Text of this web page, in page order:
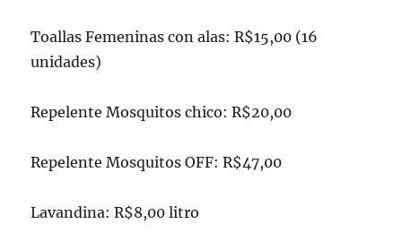
Toallas Femeninas con alas: R$15,00 (16
unidades)
Repelente Mosquitos chico: R$20,00
Repelente Mosquitos OFF: R$47,00
Lavandina: R$8,00 litro